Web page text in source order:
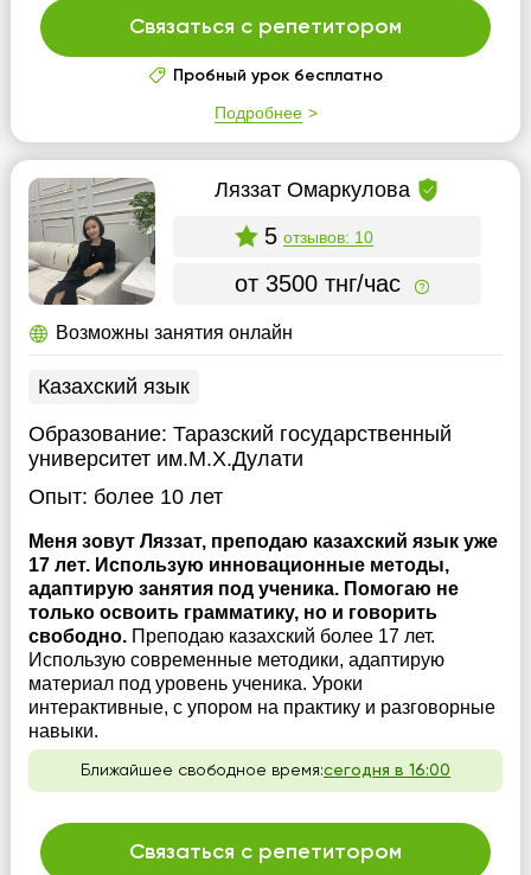
Связаться с репетитором
Пробный урок бесплатно
Подробнее
Ляззат Омаркулова
5 отзывов: 10
от 3500 тнг/час
Возможны занятия онлайн
Казахский язык
Образование: Таразский государственный
университет им.М.Х.Дулати
Опыт: более 10 лет
Меня зовут Ляззат, преподаю казахский язык уже
17 лет. Использую инновационные методы,
адаптирую занятия под ученика. Помогаю не
только освоить грамматику, но и говорить
свободно. Преподаю казахский более 17 лет.
Использую современные методики, адаптирую
материал под уровень ученика. Уроки
интерактивные, с упором на практику и разговорные
навыки.
Ближайшее свободное время:сегодня в 16:00
Связаться с репетитором